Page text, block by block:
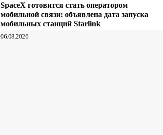
SpaceX готовится стать оператором
мобильной связи: объявлена дата запуска
мобильных станций Starlink
06.08.2026